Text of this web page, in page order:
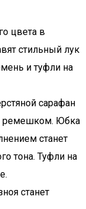
цвета в
стильный лук
и туфли на
сарафан
ремешком. Юбка
станет
тона. Туфли на
станет